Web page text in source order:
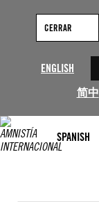
ENGLISH
简中
CERRAR
SPANISH
contenido